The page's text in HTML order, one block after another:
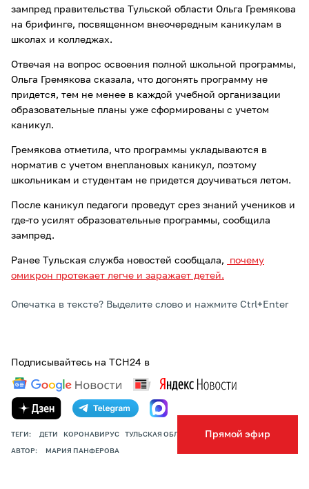
Прямой эфир
зампред правительства Тульской области Ольга Гремякова
на брифинге, посвященном внеочередным каникулам в
школах и колледжах.
Отвечая на вопрос освоения полной школьной программы,
Ольга Гремякова сказала, что догонять программу не
придется, тем не менее в каждой учебной организации
образовательные планы уже сформированы с учетом
каникул.
Гремякова отметила, что программы укладываются в
норматив с учетом внеплановых каникул, поэтому
школьникам и студентам не придется доучиваться летом.
После каникул педагоги проведут срез знаний учеников и
где-то усилят образовательные программы, сообщила
зампред.
Ранее Тульская служба новостей сообщала,
почему
омикрон протекает легче и заражает детей.
Опечатка в тексте? Выделите слово и нажмите Ctrl+Enter
Подписывайтесь на ТСН24 в
ТЕГИ: ДЕТИ КОРОНАВИРУС ТУЛЬСКАЯ ОБЛАСТЬ
АВТОР: МАРИЯ ПАНФЕРОВА